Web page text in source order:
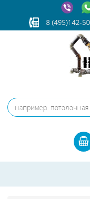
8 (495)142-